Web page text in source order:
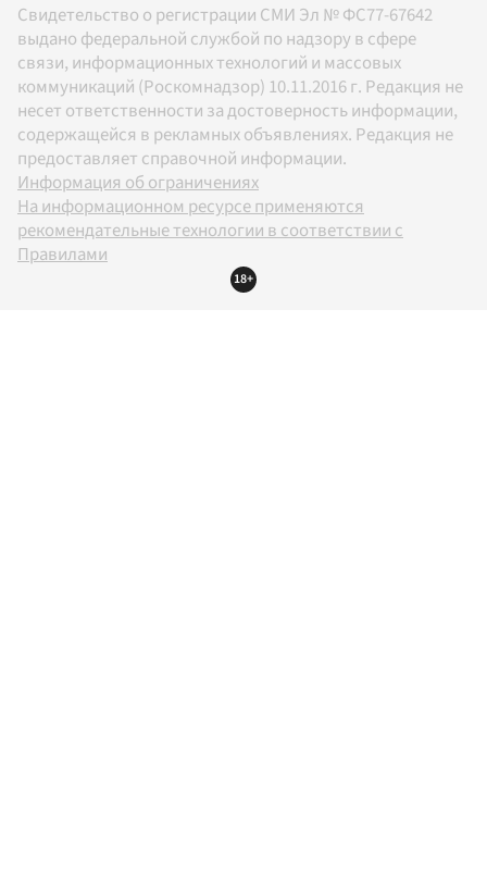
Свидетельство о регистрации СМИ Эл № ФС77-67642
выдано федеральной службой по надзору в сфере
связи, информационных технологий и массовых
коммуникаций (Роскомнадзор) 10.11.2016 г. Редакция не
несет ответственности за достоверность информации,
содержащейся в рекламных объявлениях. Редакция не
предоставляет справочной информации.
Информация об ограничениях
На информационном ресурсе применяются
рекомендательные технологии в соответствии с
Правилами
18+